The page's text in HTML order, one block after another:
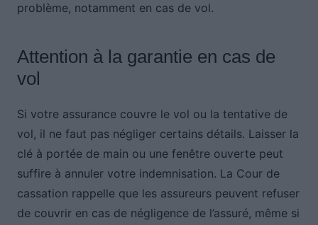
problème, notamment en cas de vol.
Attention à la garantie en cas de
vol
Si votre assurance couvre le vol ou la tentative de
vol, il ne faut pas négliger certains détails. Laisser la
clé à portée de main ou une fenêtre ouverte peut
suffire à annuler votre indemnisation. La Cour de
cassation rappelle que les assureurs peuvent refuser
de couvrir en cas de négligence de l’assuré, même si